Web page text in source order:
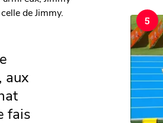
de Jimmy.
aux
fais
5